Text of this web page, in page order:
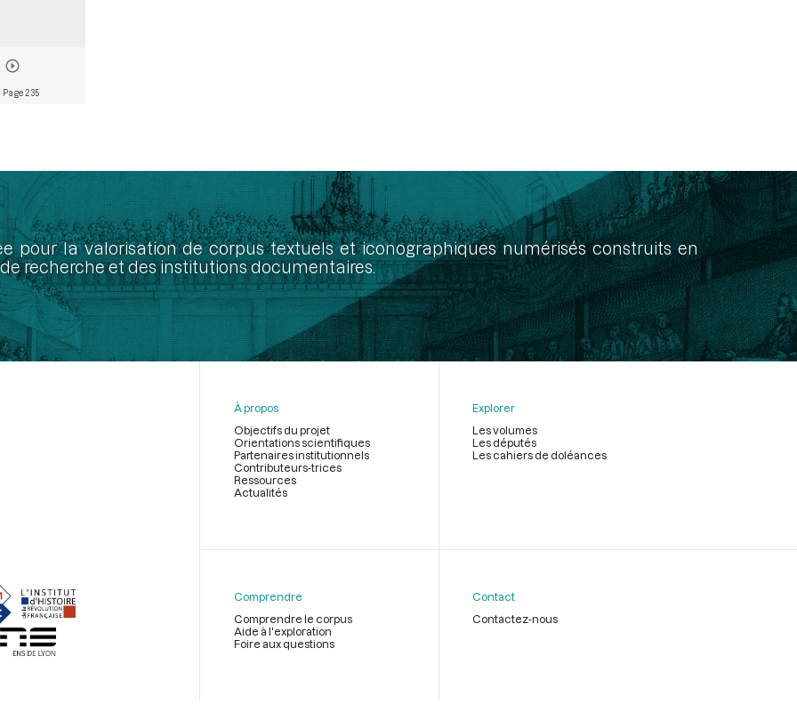
Page 235
pour la valorisation de corpus textuels et iconographiques numérisés construits en
recherche et des institutions documentaires.
page
À propos
Objectifs du projet
Orientations scientifiques
Partenaires institutionnels
Contributeurs-trices
Ressources
Actualités
Explorer
Les volumes
Les députés
Les cahiers de doléances
Comprendre
Comprendre le corpus
Aide à l'exploration
Foire aux questions
Contact
Contactez-nous